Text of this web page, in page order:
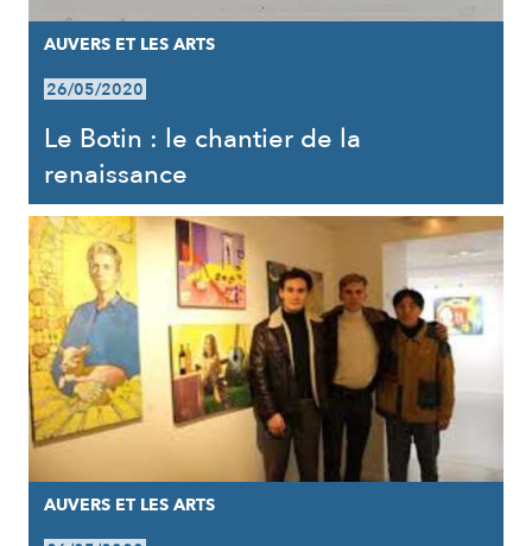
AUVERS ET LES ARTS
26/05/2020
Le Botin : le chantier de la
renaissance
AUVERS ET LES ARTS